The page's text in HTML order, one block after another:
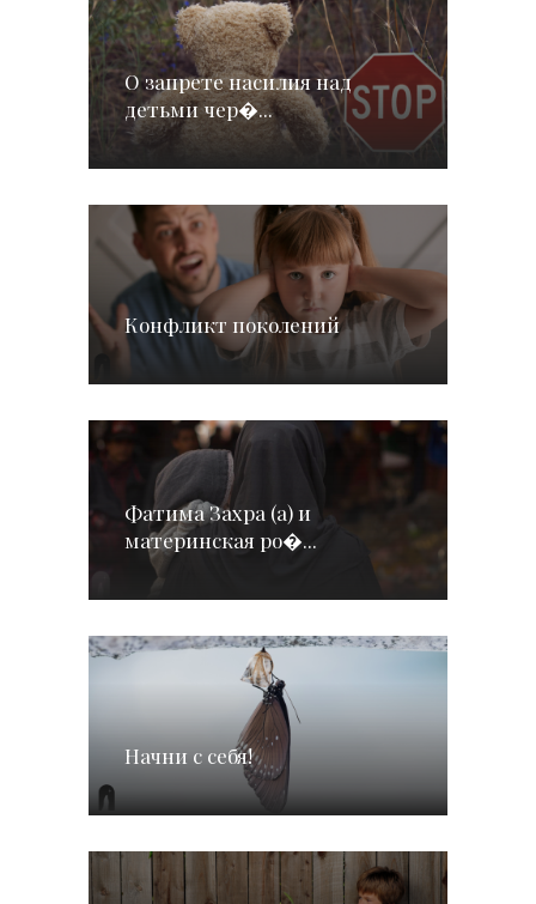
О запрете насилия над
детьми чер�...
Конфликт поколений
Фатима Захра (а) и
материнская ро�...
Начни с себя!